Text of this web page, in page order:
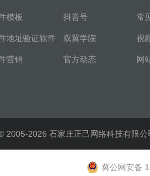
模板
地址验证软件
营销
抖音号
双翼学院
官方动态
常
视
网
2005-2026 石家庄正己网络科技有限
冀公网安备